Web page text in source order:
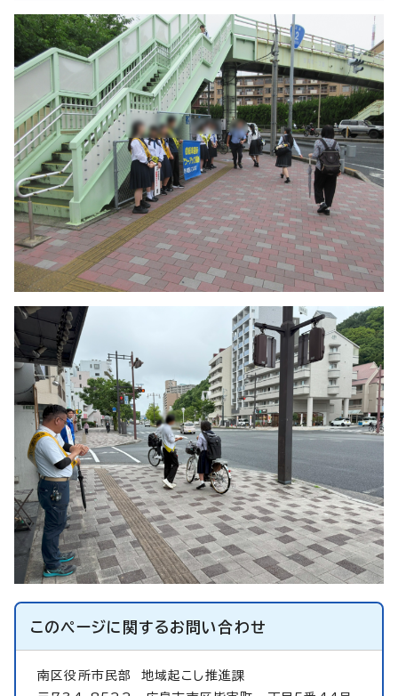
このページに関するお問い合わせ
南区役所市民部 地域起こし推進課